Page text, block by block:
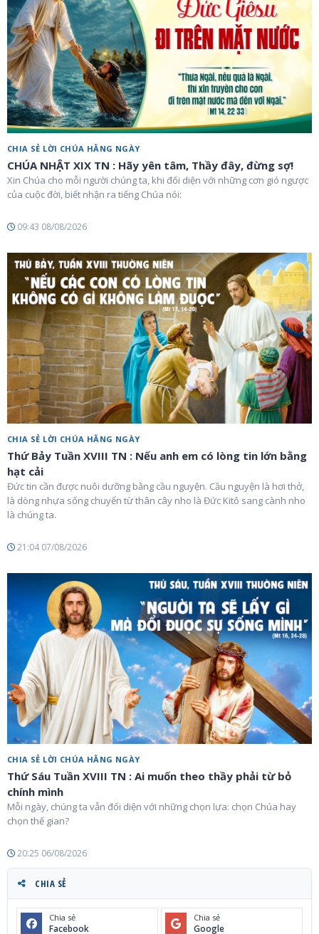
CHIA SẺ LỜI CHÚA HẰNG NGÀY
CHÚA NHẬT XIX TN : Hãy yên tâm, Thầy đây, đừng sợ!
Xin Chúa cho mỗi người chúng ta, khi đối diện với những cơn gió ngược
của cuộc đời, biết nhận ra tiếng Chúa nói:
09:43 08/08/2026
CHIA SẺ LỜI CHÚA HẰNG NGÀY
Thứ Bảy Tuần XVIII TN : Nếu anh em có lòng tin lớn bằng
hạt cải
Đức tin cần được nuôi dưỡng bằng cầu nguyện. Cầu nguyện là hơi thở,
là dòng nhựa sống chuyển từ thân cây nho là Đức Kitô sang cành nho
là chúng ta.
21:04 07/08/2026
CHIA SẺ LỜI CHÚA HẰNG NGÀY
Thứ Sáu Tuần XVIII TN : Ai muốn theo thầy phải từ bỏ
chính mình
Mỗi ngày, chúng ta vẫn đối diện với những chọn lựa: chọn Chúa hay
chọn thế gian?
20:25 06/08/2026
CHIA SẺ
Chia sẻ
Facebook
Chia sẻ
Google